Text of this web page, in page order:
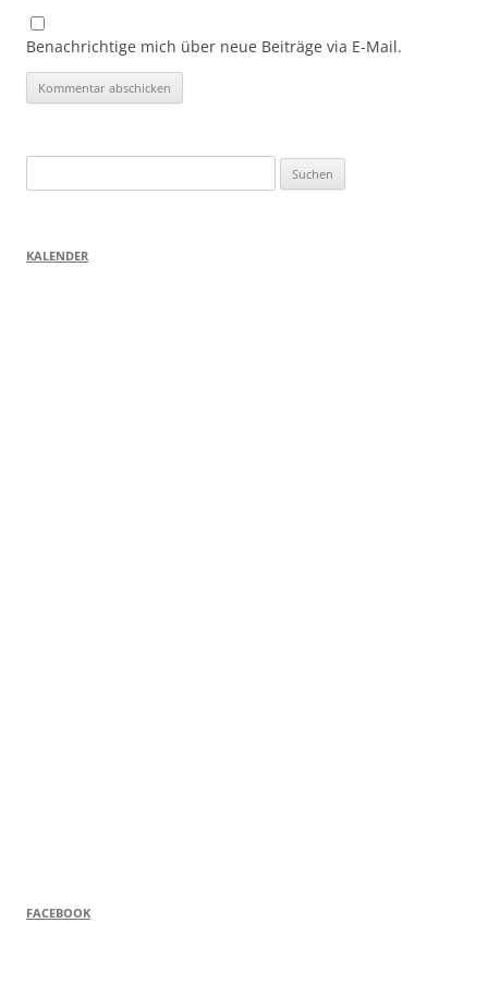
Benachrichtige mich über neue Beiträge via E-Mail.
nach:
KALENDER
FACEBOOK